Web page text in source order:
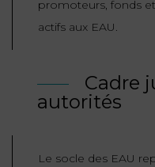
LICENCIEMENT
ALIMENTAIRE
COMPENSATOIRE
DISTRIBUTION
EN
DIFFICULTÉ
PUBLIQUES
promoteurs, fonds
actifs aux EAU.
Cadre
autorités
Le socle des EAU